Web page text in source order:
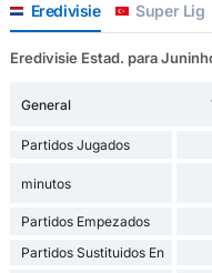
Eredivisie Super Lig
Eredivisie Estad. para
General
Partidos Jugados
minutos
Partidos Empezados
Partidos Sustituidos En